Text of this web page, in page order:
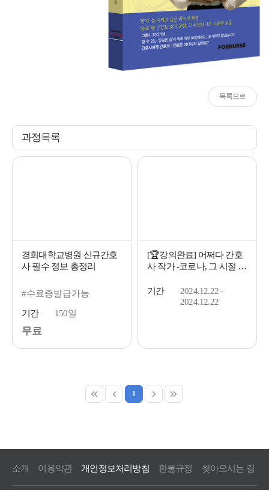
목록으로
과정목록
경희대학교병원 신규간호
사 필수 정보 총정리
#수료증발급가능
기간 150일
무료
[🏆강의완료] 어쩌다 간호
사 작가 -코로나, 그 시절 경
기간
2024.12.22 -
2024.12.22
1
소개 이용약관 개인정보처리방침 환불규정 찾아오시는 길